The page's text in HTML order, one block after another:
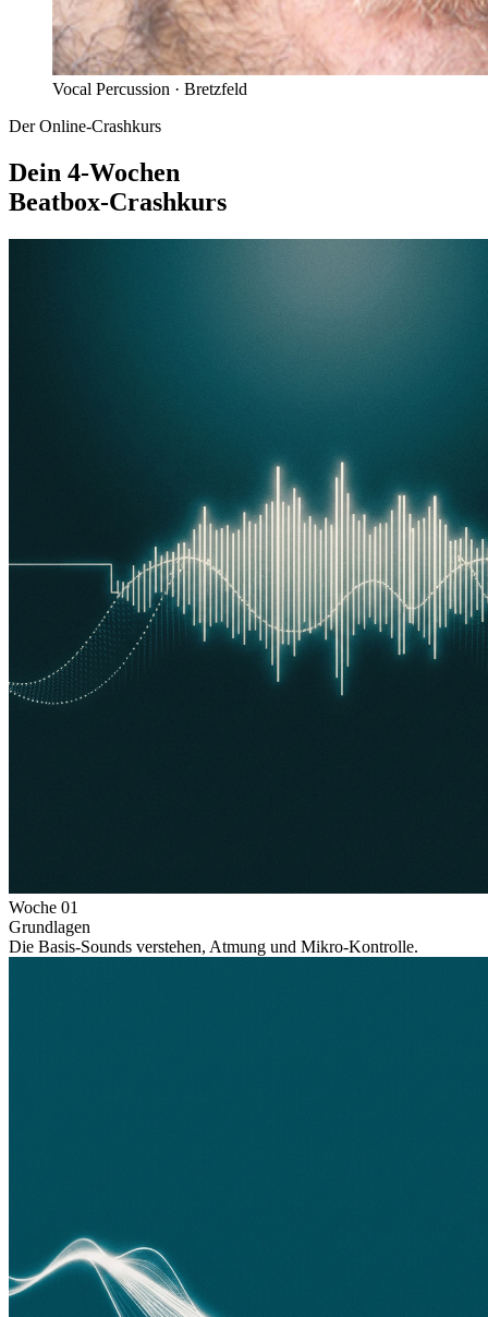
Vocal Percussion · Bretzfeld
Der Online-Crashkurs
Dein 4-Wochen
Beatbox-Crashkurs
Woche 01
Grundlagen
Die Basis-Sounds verstehen, Atmung und Mikro-Kontrolle.